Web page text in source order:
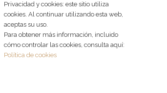
Privacidad y cookies: este sitio utiliza
cookies. Al continuar utilizando esta web,
aceptas su uso.
Para obtener más información, incluido
cómo controlar las cookies, consulta aquí:
Política de cookies